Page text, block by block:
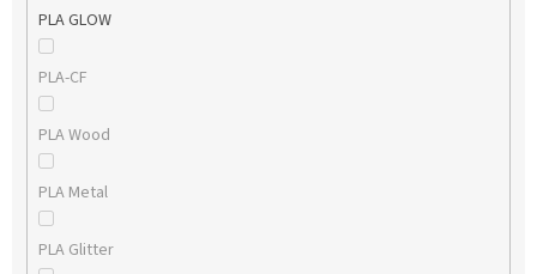
PLA GLOW
PLA-CF
PLA Wood
PLA Metal
PLA Glitter